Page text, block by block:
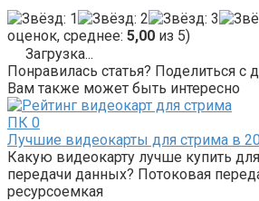
оценок, среднее: 5,00 из 5)
Загрузка...
Понравилась статья? Поделиться с
Вам также может быть интересно
ПК 0
Лучшие видеокарты для стрима в
Какую видеокарту лучше купить
передачи данных? Потоковая
ресурсоемкая